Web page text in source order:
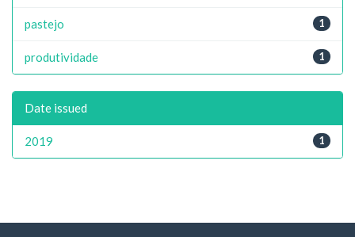
1
pastejo
1
produtividade
Date issued
1
2019